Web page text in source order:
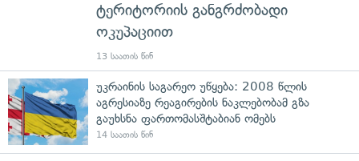
ტერიტორიის განგრძობადი
ოკუპაციით
13 საათის წინ
უკრაინის საგარეო უწყება: 2008 წლის
აგრესიაზე რეაგირების ნაკლებობამ გზა
გაუხსნა ფართომასშტაბიან ომებს
14 საათის წინ